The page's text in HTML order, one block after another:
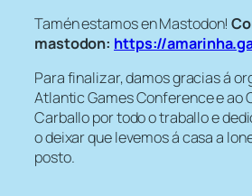
Tamén estamos en Mastodon!
mastodon: https://
Para finalizar, damos gracias á
Atlantic Games Conference e ao
Carballo por todo o traballo e
o deixar que levemos á casa a
posto.